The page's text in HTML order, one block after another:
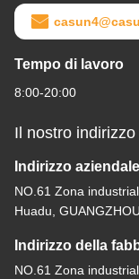
Tempo di lavoro
8:00-20:00
Il nostro indirizzo
Indirizzo aziendale
NO.61 Zona
Huadu,
Indirizzo della
NO.61 Zona